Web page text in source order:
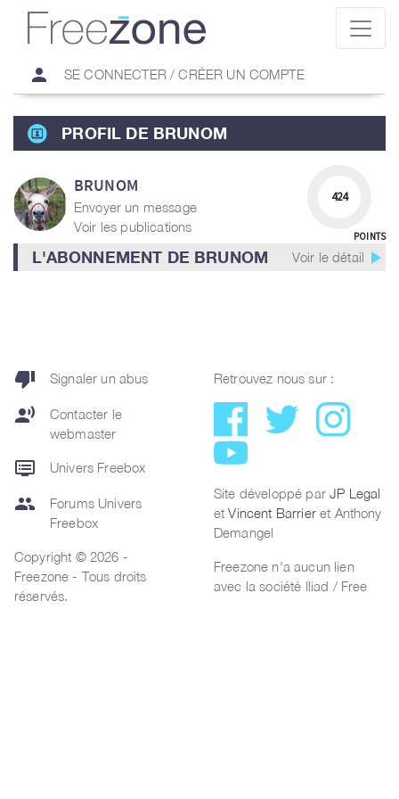
person SE CONNECTER / CRÉER UN COMPTE
PROFIL DE BRUNOM
BRUNOM
Envoyer un message
Voir les publications
424
POINTS
L'ABONNEMENT DE BRUNOM Voir le détail play_arrow
thumb_down Signaler un abus
record_voice_over
Contacter le
webmaster
dvr Univers Freebox
group
Forums Univers
Freebox
Copyright © 2026 -
Freezone - Tous droits
réservés.
Retrouvez nous sur :
Site développé parJP Legal
etVincent Barrieret Anthony
Demangel
Freezone n'a aucun lien
avec la société Iliad / Free